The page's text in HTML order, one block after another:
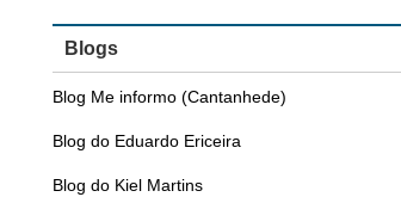
Blogs
Blog Me informo (Cantanhede)
Blog do Eduardo Ericeira
Blog do Kiel Martins